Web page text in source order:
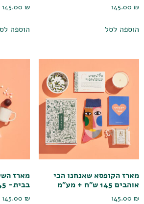
145.00 ₪
הוספה לסל
145.00₪
הוספה
מארז הקופסא שאנחנו הכי
אוהבים 145 ש"ח + מע"מ
145.00 ₪
מארז
בבית- 145 ש"ח + מע"מ
145.00₪